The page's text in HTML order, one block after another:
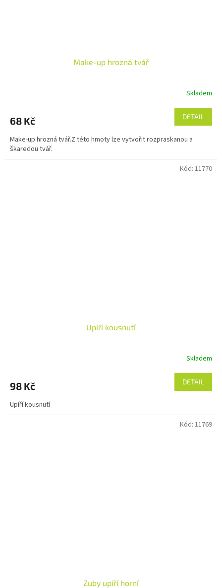
Make-up hrozná tvář
Skladem
68 Kč DETAIL
Make-up hrozná tvář.Z této hmoty lze vytvořit rozpraskanou a
škaredou tvář.
Upíří kousnutí
Skladem
98 Kč DETAIL
Upíří kousnutí
Kód: 11770
Zuby upíří horní
Kód: 11769